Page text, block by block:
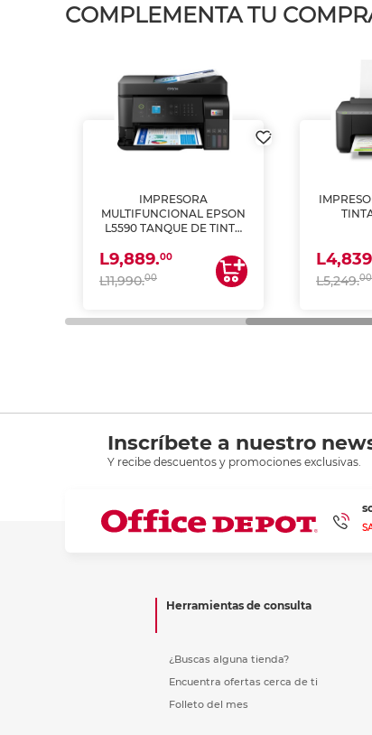
COMPLEMENTA TU
IMPRESORA
MULTIFUNCIONAL EPSON
L5590 TANQUE DE TINTA
ESCANEA)
L9,889.00
L11,990.00 L5,249.00
Inscríbete a nuestro
Y recibe descuentos y promociones exclusivas.
Herramientas de consulta
¿Buscas alguna tienda?
Encuentra ofertas cerca de ti
Folleto del mes